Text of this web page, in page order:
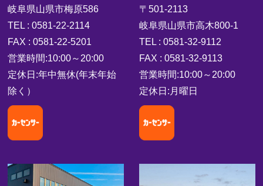
岐阜県山県市梅原586
TEL : 0581-22-2114
FAX : 0581-22-5201
営業時間:10:00～20:00
定休日:年中無休(年末年始
除く）
〒501-2113
岐阜県山県市高木800-1
TEL : 0581-32-9112
FAX : 0581-32-9113
営業時間:10:00～20:00
定休日:月曜日